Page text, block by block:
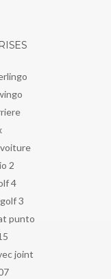
2
4
3
punto
joint